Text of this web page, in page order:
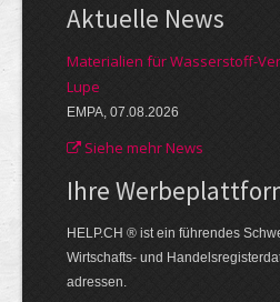
Aktuelle News
Materialien für Wasserstoff-
Lupe
EMPA, 07.08.2026
Siehe mehr News
Ihre
HELP.CH ® ist ein führendes
Wirtschafts- und
adressen.